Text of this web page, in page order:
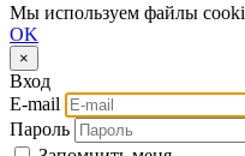
Мы используем файлы
OK
×
Вход
E-mail
Пароль